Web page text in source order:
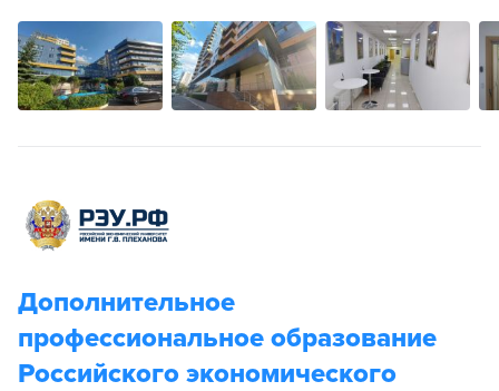
Дополнительное
профессиональное образование
Российского экономического